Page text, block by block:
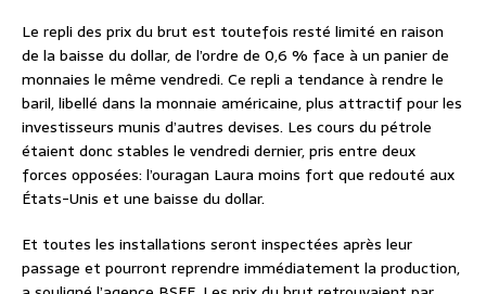
Le repli des prix du brut est toutefois resté limité en raison
de la baisse du dollar, de l’ordre de 0,6 % face à un panier de
monnaies le même vendredi. Ce repli a tendance à rendre le
baril, libellé dans la monnaie américaine, plus attractif pour les
investisseurs munis d’autres devises. Les cours du pétrole
étaient donc stables le vendredi dernier, pris entre deux
forces opposées: l’ouragan Laura moins fort que redouté aux
États-Unis et une baisse du dollar.
Et toutes les installations seront inspectées après leur
passage et pourront reprendre immédiatement la production,